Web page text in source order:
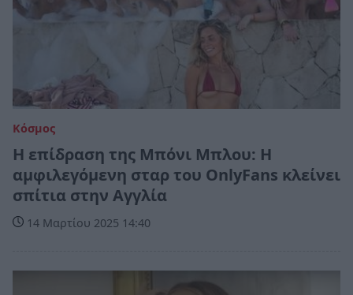
Κόσμος
Η επίδραση της Μπόνι Μπλου: Η
αμφιλεγόμενη σταρ του OnlyFans κλείνει
σπίτια στην Αγγλία
14 Μαρτίου 2025 14:40